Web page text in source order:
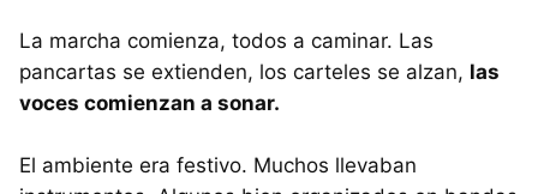
La marcha comienza, todos a caminar. Las
pancartas se extienden, los carteles se alzan, las
voces comienzan a sonar.
El ambiente era festivo. Muchos llevaban